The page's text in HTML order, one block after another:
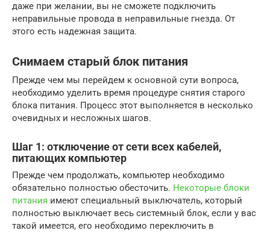
даже при желании, вы не сможете подключить
неправильные провода в неправильные гнезда. От
этого есть надежная защита.
Снимаем старый блок питания
Прежде чем мы перейдем к основной сути вопроса,
необходимо уделить время процедуре снятия старого
блока питания. Процесс этот выполняется в несколько
очевидных и несложных шагов.
Шаг 1: отключение от сети всех кабелей,
питающих компьютер
Прежде чем продолжать, компьютер необходимо
обязательно полностью обесточить. Некоторые блоки
питания имеют специальный выключатель, который
полностью выключает весь системный блок, если у вас
такой имеется, его необходимо переключить в